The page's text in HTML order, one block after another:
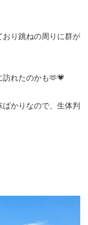
おり跳ねの周りに群が
れたのかも🫶💗
かりなので、生体判